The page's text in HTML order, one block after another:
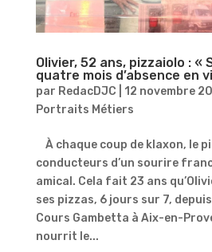
Olivier, 52 ans, pizzaiolo : «
quatre mois d’absence en
par RedacDJC 12 novembre
Portraits Métiers
À chaque coup de klaxon, le
conducteurs d’un sourire
amical. Cela fait 23 ans
ses pizzas, 6 jours sur 7,
Cours Gambetta à Aix-en-
nourrit le...